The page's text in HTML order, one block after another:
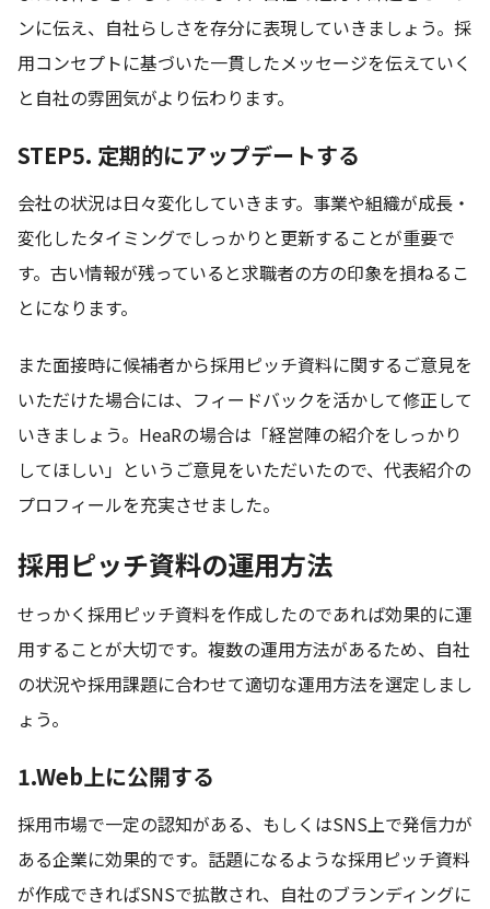
ンに伝え、自社らしさを存分に表現していきましょう。採
用コンセプトに基づいた一貫したメッセージを伝えていく
と自社の雰囲気がより伝わります。
STEP5. 定期的にアップデートする
会社の状況は日々変化していきます。事業や組織が成長・
変化したタイミングでしっかりと更新することが重要で
す。古い情報が残っていると求職者の方の印象を損ねるこ
とになります。
また面接時に候補者から採用ピッチ資料に関するご意見を
いただけた場合には、フィードバックを活かして修正して
いきましょう。HeaRの場合は「経営陣の紹介をしっかり
してほしい」というご意見をいただいたので、代表紹介の
プロフィールを充実させました。
採用ピッチ資料の運用方法
せっかく採用ピッチ資料を作成したのであれば効果的に運
用することが大切です。複数の運用方法があるため、自社
の状況や採用課題に合わせて適切な運用方法を選定しまし
ょう。
1.Web上に公開する
採用市場で一定の認知がある、もしくはSNS上で発信力が
ある企業に効果的です。話題になるような採用ピッチ資料
が作成できればSNSで拡散され、自社のブランディングに